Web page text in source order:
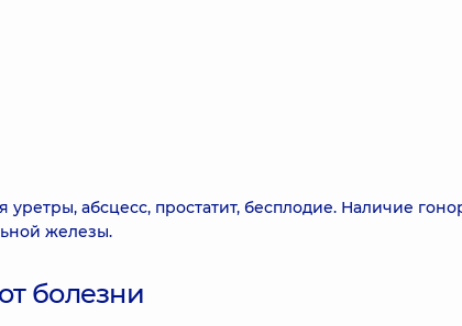
абсцесс, простатит, бесплодие. Наличие
железы.
болезни